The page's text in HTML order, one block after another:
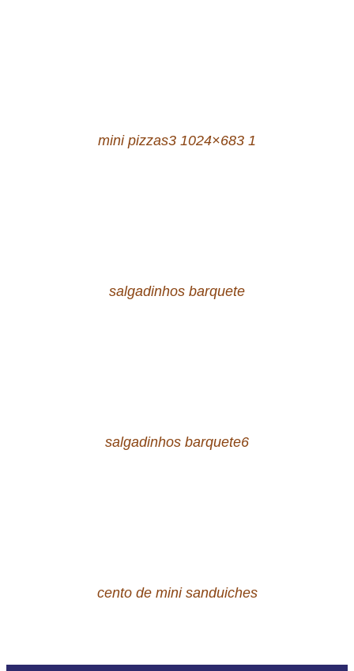
mini pizzas3 1024×683 1
salgadinhos barquete
salgadinhos barquete6
cento de mini sanduiches